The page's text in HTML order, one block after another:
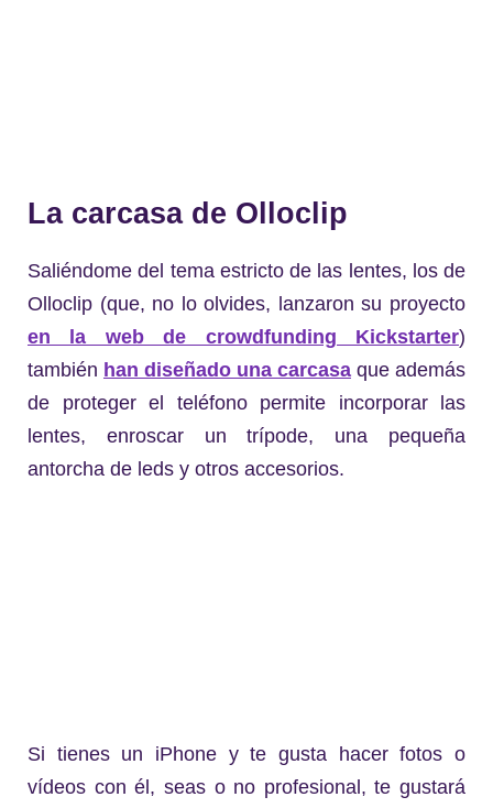
La carcasa de Olloclip
Saliéndome del tema estricto de las lentes, los de
Olloclip (que, no lo olvides, lanzaron su proyecto
en la web de crowdfunding Kickstarter)
también han diseñado una carcasa que además
de proteger el teléfono permite incorporar las
lentes, enroscar un trípode, una pequeña
antorcha de leds y otros accesorios.
Si tienes un iPhone y te gusta hacer fotos o
vídeos con él, seas o no profesional, te gustará